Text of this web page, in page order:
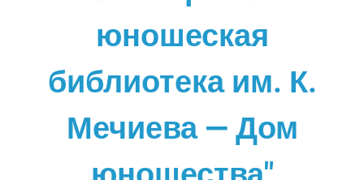
юношеская
библиотека им. К.
Мечиева — Дом